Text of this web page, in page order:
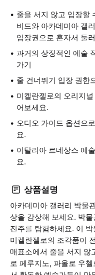
줄을 서지 않고 입장할
비드와 아카데미아 갤
입장권으로 혼자서 둘
과거의 상징적인 예술
가기
줄 건너뛰기 입장 권한
미켈란젤로의 오리지
어보세요.
오디오 가이드 옵션으
요.
이탈리아 르네상스 예
요.
상품설명
아카데미아 갤러리 박물
상을 감상해 보세요. 박
진주를 탐험하세요. 이
미켈란젤로의 조각품이
매표소에서 줄을 서지 않
로 페루지노, 파올로 우